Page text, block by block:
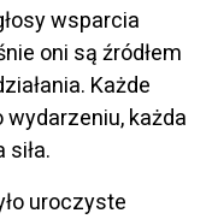
wsparcia
oni są źródłem
Każde
wydarzeniu, każda
uroczyste